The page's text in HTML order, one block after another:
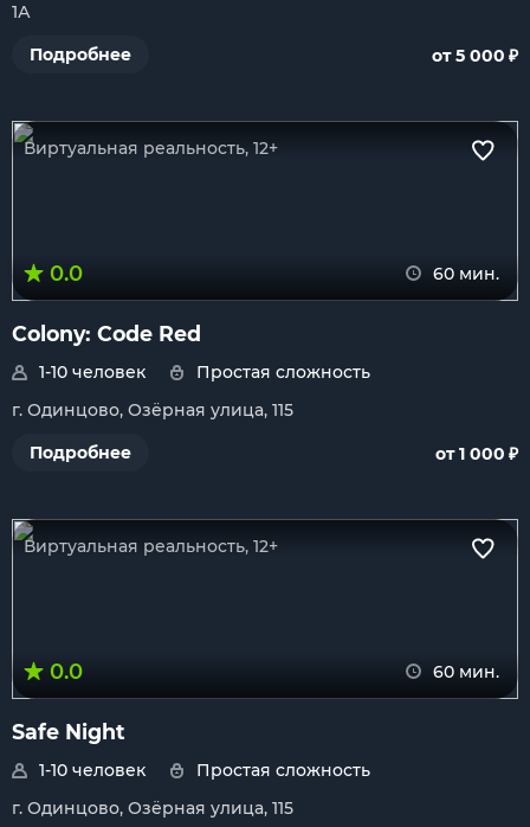
1А
Подробнее
от 5 000 ₽
Виртуальная реальность, 12+
0.0 60 мин.
Colony: Code Red
1-10 человек
Простая сложность
г. Одинцово, Озёрная улица, 115
Подробнее
от 1 000 ₽
Виртуальная реальность, 12+
0.0 60 мин.
Safe Night
1-10 человек
Простая сложность
г. Одинцово, Озёрная улица, 115